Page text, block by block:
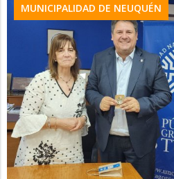
MUNICIPALIDAD DE NEUQUÉN